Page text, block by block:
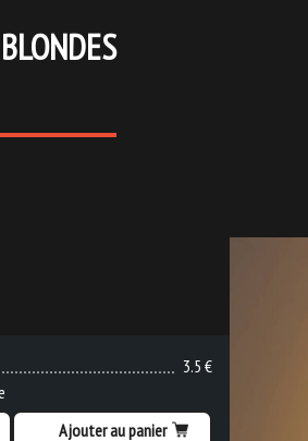
3.5 €
Ajouter au panier